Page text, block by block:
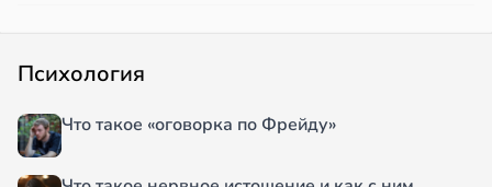
Психология
Что такое «оговорка по Фрейду»